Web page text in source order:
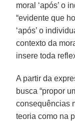
moral ‘após’ o
“evidente que
‘após’ o
contexto da
insere toda
A partir da
busca “propor
consequências
teoria como na